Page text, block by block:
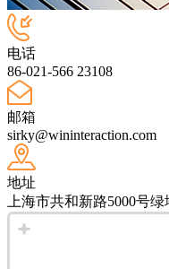
电话
86-021-566 23108
邮箱
sirky@wininteraction.com
地址
上海市共和新路5000号